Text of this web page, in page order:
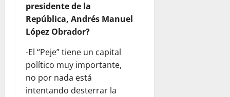
presidente de la
República, Andrés Manuel
López Obrador?
-El “Peje” tiene un capital
político muy importante,
no por nada está
intentando desterrar la